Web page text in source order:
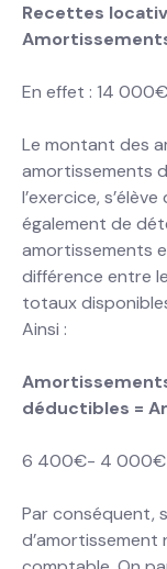
Recettes
En effet : 14
Le montant des
amortissements
l’exercice,
également de
amortissements
différence entre
totaux
Ainsi :
déductibles =
6 400€- 4 000€
Par conséquent,
d’amortissement